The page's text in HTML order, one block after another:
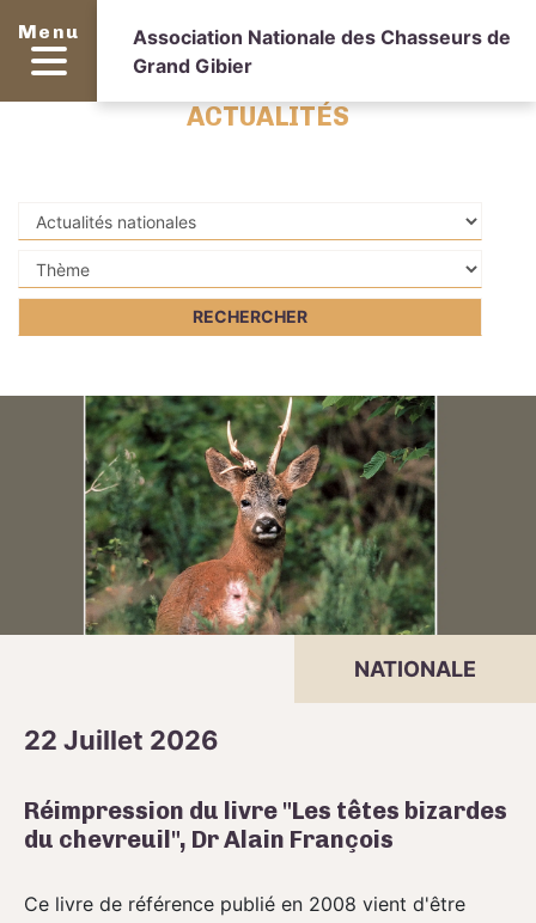
Menu
Association Nationale des Chasseurs de
Grand Gibier
ACTUALITÉS
NATIONALE
22 Juillet 2026
Réimpression du livre "Les têtes bizardes
du chevreuil", Dr Alain François
Ce livre de référence publié en 2008 vient d'être